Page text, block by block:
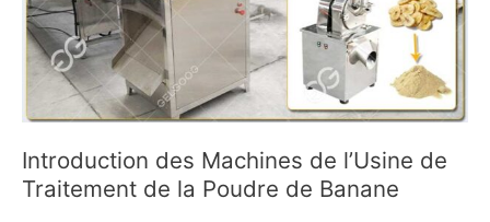
Introduction des Machines de l’Usine de
Traitement de la Poudre de Banane